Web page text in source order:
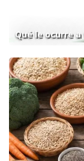
Qué le ocurre